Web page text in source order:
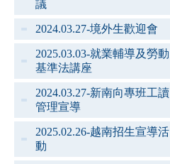
議
2024.03.27-境外生歡迎會
2025.03.03-就業輔導及勞動
基準法講座
2024.03.27-新南向專班工讀
管理宣導
2025.02.26-越南招生宣導活
動